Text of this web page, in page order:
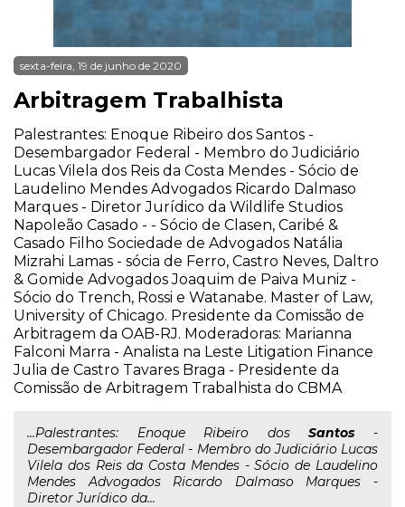
sexta-feira, 19 de junho de 2020
Arbitragem Trabalhista
Palestrantes: Enoque Ribeiro dos Santos -
Desembargador Federal - Membro do Judiciário
Lucas Vilela dos Reis da Costa Mendes - Sócio de
Laudelino Mendes Advogados Ricardo Dalmaso
Marques - Diretor Jurídico da Wildlife Studios
Napoleão Casado - - Sócio de Clasen, Caribé &
Casado Filho Sociedade de Advogados Natália
Mizrahi Lamas - sócia de Ferro, Castro Neves, Daltro
& Gomide Advogados Joaquim de Paiva Muniz -
Sócio do Trench, Rossi e Watanabe. Master of Law,
University of Chicago. Presidente da Comissão de
Arbitragem da OAB-RJ. Moderadoras: Marianna
Falconi Marra - Analista na Leste Litigation Finance
Julia de Castro Tavares Braga - Presidente da
Comissão de Arbitragem Trabalhista do CBMA
...Palestrantes: Enoque Ribeiro dosSantos -
Desembargador Federal - Membro do Judiciário Lucas
Vilela dos Reis da Costa Mendes - Sócio de Laudelino
Mendes Advogados Ricardo Dalmaso Marques -
Diretor Jurídico da...